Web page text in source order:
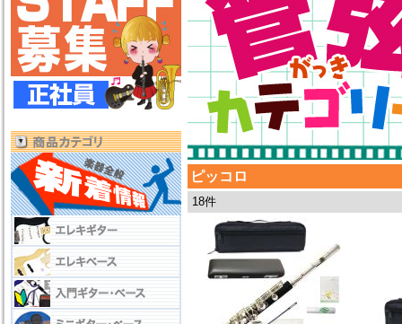
ピッコロ
18件